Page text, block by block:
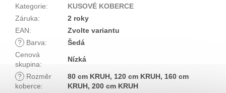
Kategorie:
KUSOVÉ KOBERCE
Záruka:
2 roky
EAN:
Zvolte variantu
?
Barva:
Šedá
Cenová
skupina:
Nízká
?
Rozměr
koberce:
80 cm KRUH, 120 cm KRUH, 160 cm
KRUH, 200 cm KRUH